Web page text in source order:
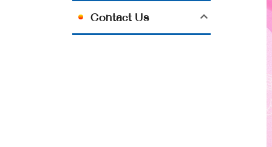
Contact Us